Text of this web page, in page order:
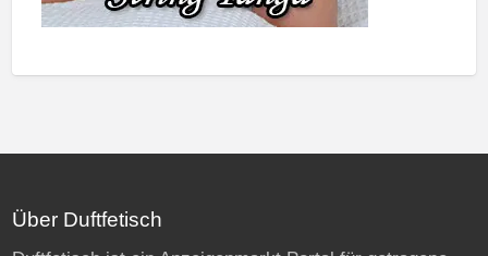
Über Duftfetisch